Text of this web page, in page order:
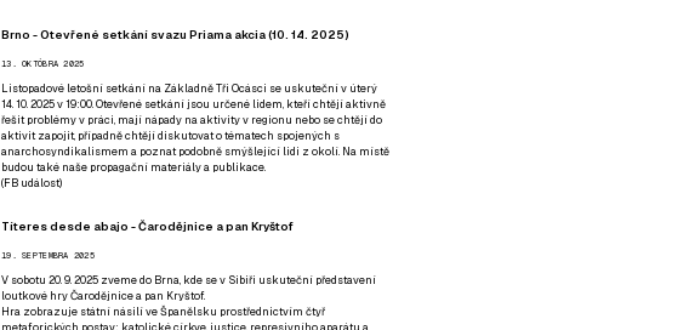
Brno - Otevřené setkání svazu Priama akcia (10. 14. 2025)
13. OKTÓBRA 2025
Listopadové letošní setkání na Základně Tři Ocásci se uskuteční v úterý
14. 10. 2025 v 19:00. Otevřené setkání jsou určené lidem, kteří chtějí aktivně
řešit problémy v práci, mají nápady na aktivity v regionu nebo se chtějí do
aktivit zapojit, případně chtějí diskutovat o tématech spojených s
anarchosyndikalismem a poznat podobně smýšlející lidi z okolí. Na místě
budou také naše propagační materiály a publikace.
(FB událost)
Títeres desde abajo - Čarodějnice a pan Kryštof
19. SEPTEMBRA 2025
V sobotu 20. 9. 2025 zveme do Brna, kde se v Sibiři uskuteční představení
loutkové hry Čarodějnice a pan Kryštof.
Hra zobrazuje státní násilí ve Španělsku prostřednictvím čtyř